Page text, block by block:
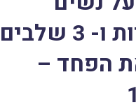
שפוחדות ו- 3 שלבים
הפחד –